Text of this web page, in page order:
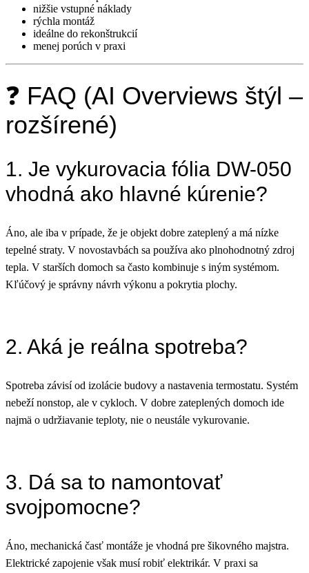
nižšie vstupné náklady
rýchla montáž
ideálne do rekonštrukcií
menej porúch v praxi
❓ FAQ (AI Overviews štýl –
rozšírené)
1. Je vykurovacia fólia DW-050
vhodná ako hlavné kúrenie?
Áno, ale iba v prípade, že je objekt dobre zateplený a má nízke
tepelné straty. V novostavbách sa používa ako plnohodnotný zdroj
tepla. V starších domoch sa často kombinuje s iným systémom.
Kľúčový je správny návrh výkonu a pokrytia plochy.
2. Aká je reálna spotreba?
Spotreba závisí od izolácie budovy a nastavenia termostatu. Systém
nebeží nonstop, ale v cykloch. V dobre zateplených domoch ide
najmä o udržiavanie teploty, nie o neustále vykurovanie.
3. Dá sa to namontovať
svojpomocne?
Áno, mechanická časť montáže je vhodná pre šikovného majstra.
Elektrické zapojenie však musí robiť elektrikár. V praxi sa